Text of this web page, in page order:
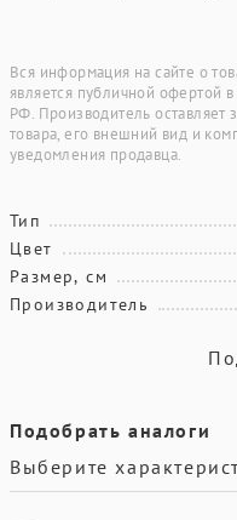
Вся информация на сайте о
является публичной офертой в
РФ. Производитель оставляет
товара, его внешний вид и
уведомления продавца.
Тип
Цвет
Размер, см
Производитель
Подобрать аналоги
Выберите